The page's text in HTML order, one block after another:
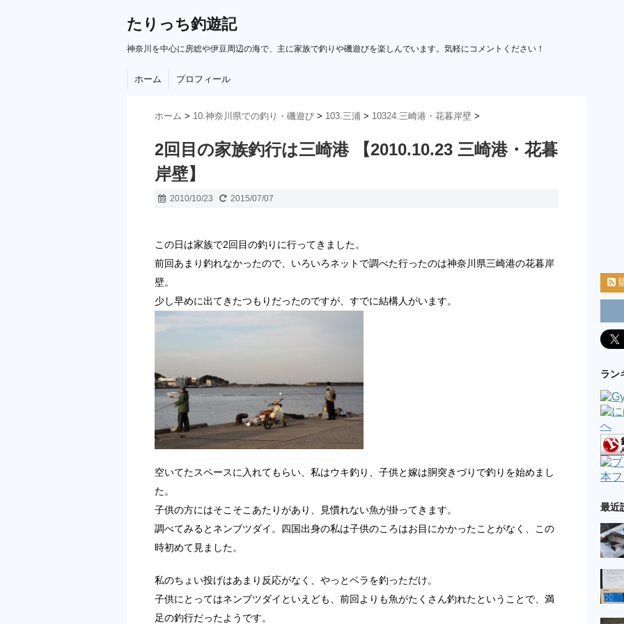
たりっち釣遊記
神奈川を中心に房総や伊豆周辺の海で、主に家族で釣りや磯遊びを楽しんでいます。気軽にコメントください！
ホーム プロフィール
ホーム > 10.神奈川県での釣り・磯遊び > 103.三浦 > 10324.三崎港・花暮岸壁 >
2回目の家族釣行は三崎港 【2010.10.23 三崎港・花暮
岸壁】
2010/10/23 2015/07/07
この日は家族で2回目の釣りに行ってきました。
前回あまり釣れなかったので、いろいろネットで調べた行ったのは神奈川県三崎港の花暮岸
壁。
少し早めに出てきたつもりだったのですが、すでに結構人がいます。
空いてたスペースに入れてもらい、私はウキ釣り、子供と嫁は胴突きづりで釣りを始めまし
た。
子供の方にはそこそこあたりがあり、見慣れない魚が掛ってきます。
調べてみるとネンブツダイ。四国出身の私は子供のころはお目にかかったことがなく、この
時初めて見ました。
私のちょい投げはあまり反応がなく、やっとベラを釣っただけ。
子供にとってはネンブツダイといえども、前回よりも魚がたくさん釣れたということで、満
足の釣行だったようです。
ラン
本
最近